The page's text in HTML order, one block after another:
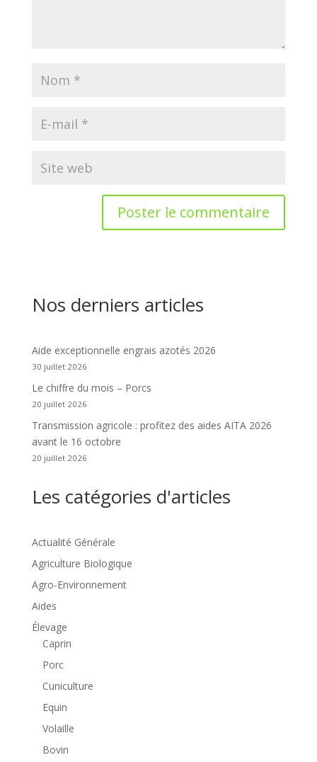
Nos derniers articles
Aide exceptionnelle engrais azotés 2026
30 juillet 2026
Le chiffre du mois – Porcs
20 juillet 2026
Transmission agricole : profitez des aides AITA 2026
avant le 16 octobre
20 juillet 2026
Les catégories d'articles
Actualité Générale
Agriculture Biologique
Agro-Environnement
Aides
Élevage
Caprin
Porc
Cuniculture
Equin
Volaille
Bovin